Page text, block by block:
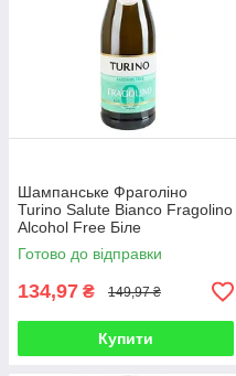
Шампанське Фраголіно
Turino Salute Bianco Fragolino
Alcohol Free Біле
Безалкогольне 750 мл
Україна
Готово до відправки
134,97 ₴ 149,97 ₴
Купити